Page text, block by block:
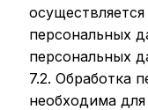
персональных
персональных
7.2. Обработка
необходима